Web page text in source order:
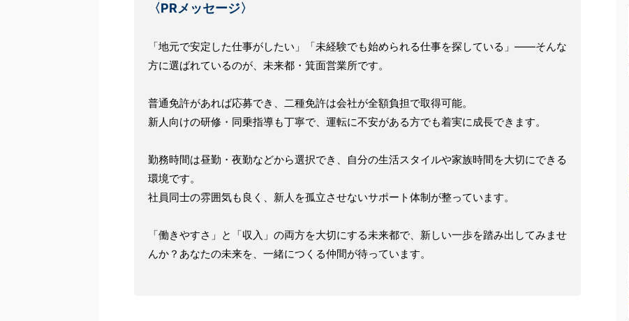
〈PRメッセージ〉
「地元で安定した仕事がしたい」「未経験でも始められる仕事を探している」——そんな
方に選ばれているのが、未来都・箕面営業所です。
普通免許があれば応募でき、二種免許は会社が全額負担で取得可能。
新人向けの研修・同乗指導も丁寧で、運転に不安がある方でも着実に成長できます。
勤務時間は昼勤・夜勤などから選択でき、自分の生活スタイルや家族時間を大切にできる
環境です。
社員同士の雰囲気も良く、新人を孤立させないサポート体制が整っています。
「働きやすさ」と「収入」の両方を大切にする未来都で、新しい一歩を踏み出してみませ
んか？あなたの未来を、一緒につくる仲間が待っています。